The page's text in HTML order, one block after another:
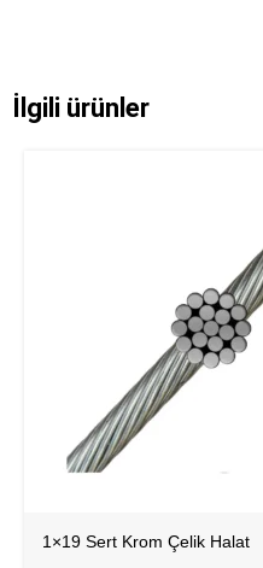
İlgili ürünler
1×19 Sert Krom Çelik Halat